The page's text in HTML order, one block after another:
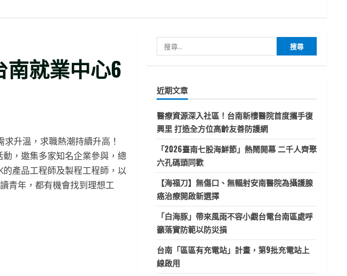
就業中心6
升溫，求職熱潮持續升高！
，邀集多家知名企業參與，總
產品工程師及製程工程師，以
青年，都有機會找到理想工
尋
字:
近期文章
醫療資源深入社區！台南新樓醫院首度攜手復
興里 打造全方位高齡友善防護網
「2026臺南七股海鮮節」熱鬧開幕 二千人齊聚
六孔碼頭同歡
【海福刀】無傷口、無輻射安南醫院為攝護腺
癌治療開啟新選擇
「白海豚」帶來風雨不容小覷台電台南區處呼
籲落實防範以防災損
台南「區區有充電站」計畫，第9批充電站上
線啟用